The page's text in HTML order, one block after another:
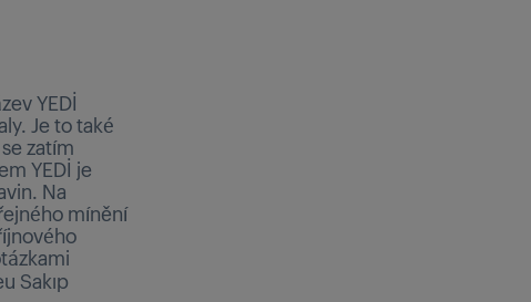
YEDİ
Je to také
zatím
YEDİ je
Na
mínění
Sakıp